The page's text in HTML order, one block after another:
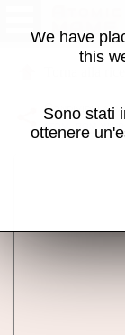
MAME
Condividi la
atom_rom-
We have
this
Sono stati
ottenere